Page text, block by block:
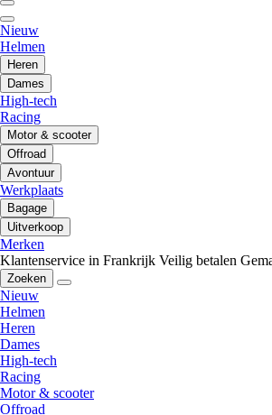
Nieuw
Helmen
Heren
Dames
High-tech
Racing
Motor & scooter
Offroad
Avontuur
Werkplaats
Bagage
Uitverkoop
Merken
Klantenservice in Frankrijk Veilig betalen
Zoeken
Nieuw
Helmen
Heren
Dames
High-tech
Racing
Motor & scooter
Offroad